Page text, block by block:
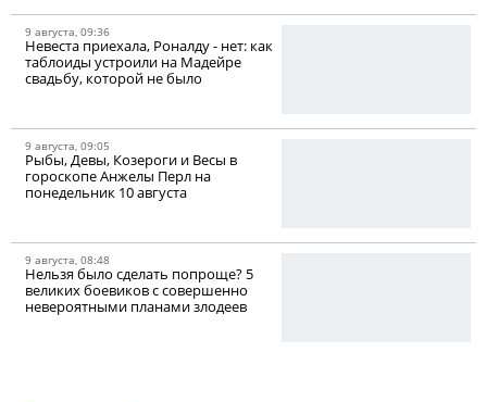
9 августа, 09:36
Невеста приехала, Роналду - нет: как
таблоиды устроили на Мадейре
свадьбу, которой не было
9 августа, 09:05
Рыбы, Девы, Козероги и Весы в
гороскопе Анжелы Перл на
понедельник 10 августа
9 августа, 08:48
Нельзя было сделать попроще? 5
великих боевиков с совершенно
невероятными планами злодеев